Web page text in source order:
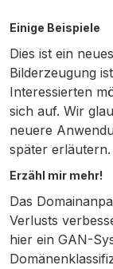
Einige Beispiele
Dies ist ein
Bilderzeugung
Interessierten
sich auf. Wir
neuere
später erläutern.
Erzähl mir mehr!
Das
Verlusts
hier ein GAN-